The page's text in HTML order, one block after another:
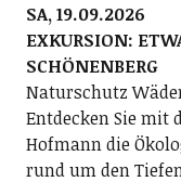
SA, 19.09.2026
EXKURSION:
SCHÖNENBERG
Naturschutz
Entdecken Sie mit
Hofmann die
rund um den